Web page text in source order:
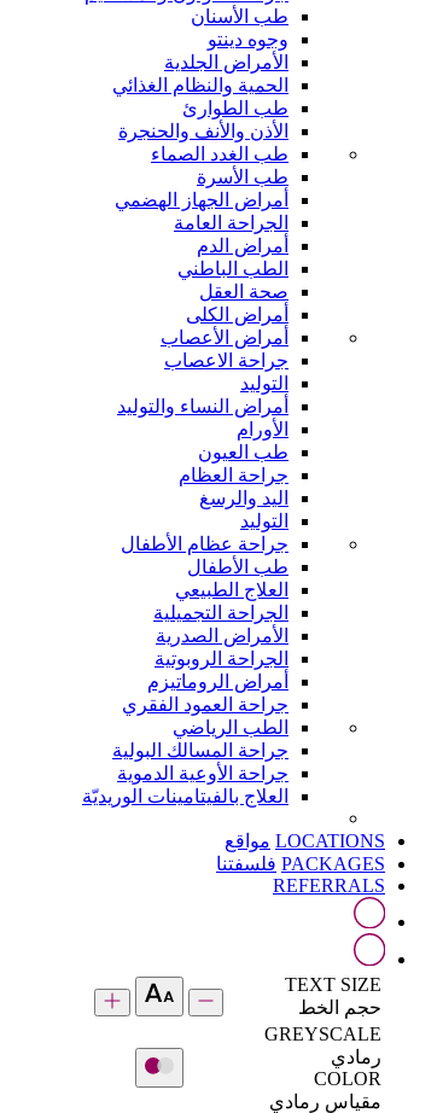
طب الأسنان
وجوه دينتو
الأمراض الجلدية
الحمية والنظام الغذائي
طب الطوارئ
الأذن والأنف والحنجرة
طب الغدد الصماء
طب الأسرة
أمراض الجهاز الهضمي
الجراحة العامة
أمراض الدم
الطب الباطني
صحة العقل
أمراض الكلى
أمراض الأعصاب
جراحة الاعصاب
التوليد
أمراض النساء والتوليد
الأورام
طب العيون
جراحة العظام
اليد والرسغ
التوليد
جراحة عظام الأطفال
طب الأطفال
العلاج الطبيعي
الجراحة التجميلية
الأمراض الصدرية
الجراحة الروبوتية
أمراض الروماتيزم
جراحة العمود الفقري
الطب الرياضي
جراحة المسالك البولية
جراحة الأوعية الدموية
العلاج بالفيتامينات الوريديّة
LOCATIONS مواقع
PACKAGES فلسفتنا
REFERRALS
TEXT SIZE
حجم الخط
GREYSCALE
رمادي
COLOR
مقياس رمادي